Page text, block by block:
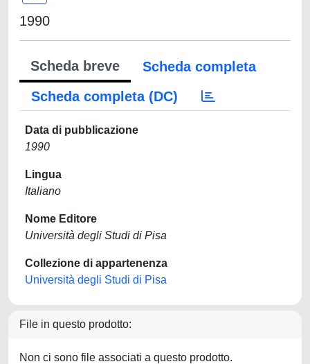
1990
Scheda breve
Scheda completa
Scheda completa (DC)
Data di pubblicazione
1990
Lingua
Italiano
Nome Editore
Università degli Studi di Pisa
Collezione di appartenenza
Università degli Studi di Pisa
File in questo prodotto:
Non ci sono file associati a questo prodotto.